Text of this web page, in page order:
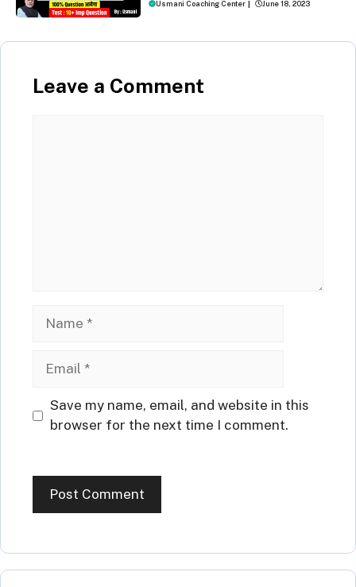
Usmani Coaching Center | June 18, 2023
Leave a Comment
Website
Save my name, email, and website in this
browser for the next time I comment.